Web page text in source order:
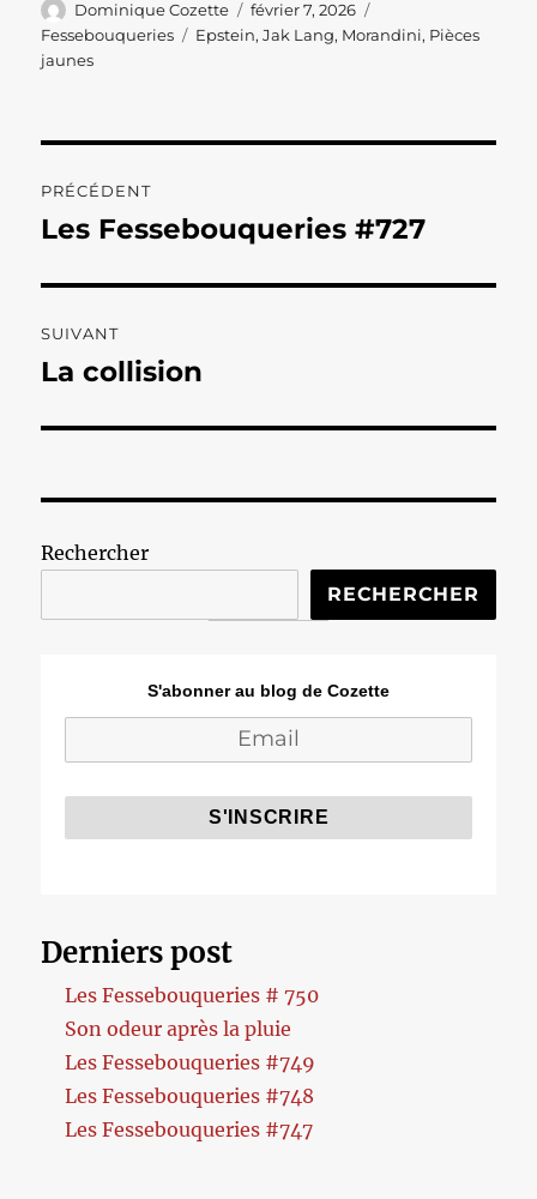
Auteur
Dominique Cozette
Publié
le
février 7, 2026
Fessebouqueries
Étiquettes
Epstein,Jak Lang, Morandini, Pièces
jaunes
de
PRÉCÉDENT
Publication
Les Fessebouqueries #727
SUIVANT
Publication
La collision
Rechercher
RECHERCHER
S'abonner au blog de Cozette
Derniers post
Les Fessebouqueries # 750
Son odeur après la pluie
Les Fessebouqueries #749
Les Fessebouqueries #748
Les Fessebouqueries #747